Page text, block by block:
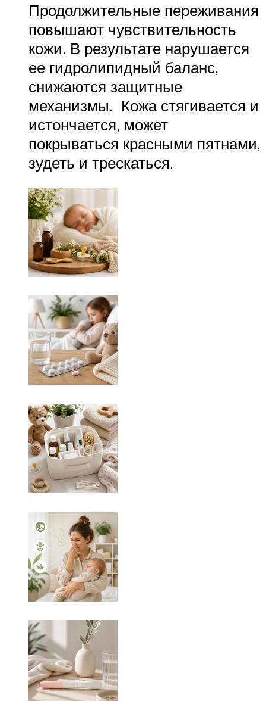
Продолжительные переживания
повышают чувствительность
кожи. В результате нарушается
ее гидролипидный баланс,
снижаются защитные
механизмы. Кожа стягивается и
истончается, может
покрываться красными пятнами,
зудеть и трескаться.